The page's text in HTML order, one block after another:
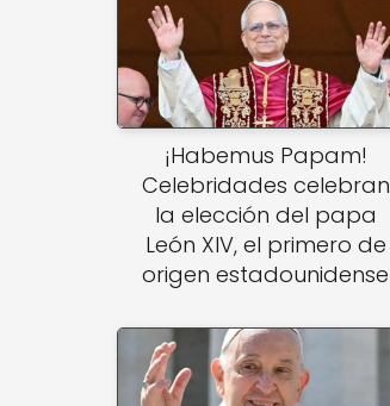
¡Habemus Papam!
Celebridades celebran
la elección del papa
León XIV, el primero de
origen estadounidense